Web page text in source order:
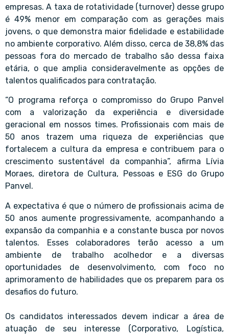
empresas. A taxa de rotatividade (turnover) desse grupo
é 49% menor em comparação com as gerações mais
jovens, o que demonstra maior fidelidade e estabilidade
no ambiente corporativo. Além disso, cerca de 38,8% das
pessoas fora do mercado de trabalho são dessa faixa
etária, o que amplia consideravelmente as opções de
talentos qualificados para contratação.
“O programa reforça o compromisso do Grupo Panvel
com a valorização da experiência e diversidade
geracional em nossos times. Profissionais com mais de
50 anos trazem uma riqueza de experiências que
fortalecem a cultura da empresa e contribuem para o
crescimento sustentável da companhia”, afirma Lívia
Moraes, diretora de Cultura, Pessoas e ESG do Grupo
Panvel.
A expectativa é que o número de profissionais acima de
50 anos aumente progressivamente, acompanhando a
expansão da companhia e a constante busca por novos
talentos. Esses colaboradores terão acesso a um
ambiente de trabalho acolhedor e a diversas
oportunidades de desenvolvimento, com foco no
aprimoramento de habilidades que os preparem para os
desafios do futuro.
Os candidatos interessados devem indicar a área de
atuação de seu interesse (Corporativo, Logística,